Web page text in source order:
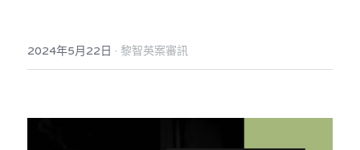
美西媒體謊言實錄
宏福‧革新
宏福火災正視聽
港聞
2024年5月22日 · 黎智英案審訊